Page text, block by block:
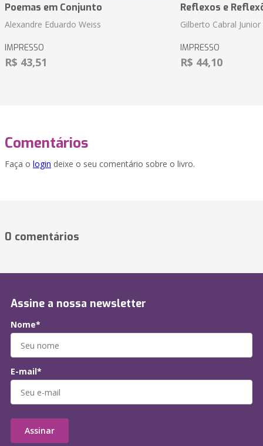
Poemas em Conjunto
Alexandre Eduardo Weiss
IMPRESSO
R$ 43,51
Reflexos e
Gilberto Cabral Junior
IMPRESSO
R$ 44,10
Comentários
Faça o login deixe o seu comentário sobre o livro.
0 comentários
Assine a nossa newsletter
Nome*
E-mail*
Assinar